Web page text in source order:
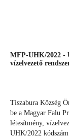
MFP-UHK/2022 -
vízelvezető
Tiszabura Község
be a Magyar Falu
létesítmény,
UHK/2022